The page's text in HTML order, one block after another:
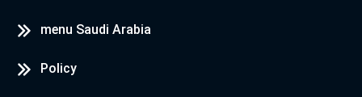
menu Saudi Arabia
Policy